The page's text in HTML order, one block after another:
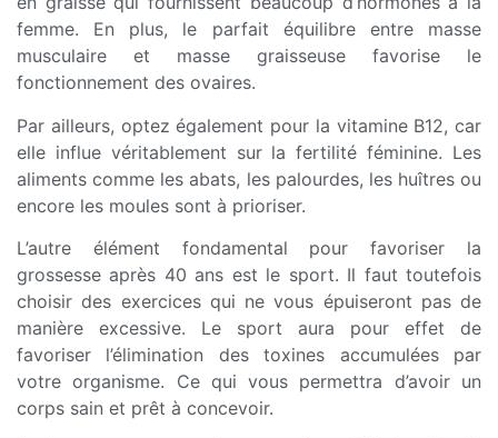
femme. En plus, le parfait équilibre entre masse
musculaire et masse graisseuse favorise le
fonctionnement des ovaires.
Par ailleurs, optez également pour la vitamine B12, car
elle influe véritablement sur la fertilité féminine. Les
aliments comme les abats, les palourdes, les huîtres ou
encore les moules sont à prioriser.
L’autre élément fondamental pour favoriser la
grossesse après 40 ans est le sport. Il faut toutefois
choisir des exercices qui ne vous épuiseront pas de
manière excessive. Le sport aura pour effet de
favoriser l’élimination des toxines accumulées par
votre organisme. Ce qui vous permettra d’avoir un
corps sain et prêt à concevoir.